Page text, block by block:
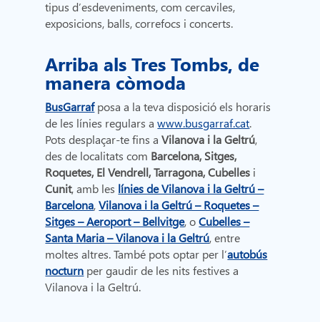
tipus d’esdeveniments, com cercaviles,
exposicions, balls, correfocs i concerts.
Arriba als Tres Tombs, de
manera còmoda
BusGarraf posa a la teva disposició els horaris
de les línies regulars awww.busgarraf.cat.
Pots desplaçar-te fins aVilanova i la Geltrú,
des de localitats com Barcelona, Sitges,
Roquetes, El Vendrell, Tarragona, Cubelles i
Cunit, amb les línies de Vilanova i la Geltrú –
Barcelona, Vilanova i la Geltrú – Roquetes –
Sitges – Aeroport – Bellvitge, oCubelles –
Santa Maria – Vilanova i la Geltrú, entre
moltes altres. També pots optar per l’autobús
nocturn per gaudir de les nits festives a
Vilanova i la Geltrú.